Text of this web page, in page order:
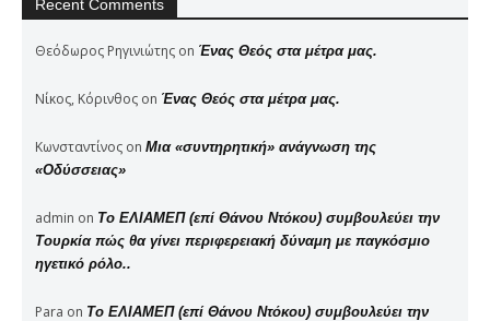
Recent Comments
Θεόδωρος Ρηγινιώτης on Ένας Θεός στα μέτρα μας.
Νίκος, Κόρινθος on Ένας Θεός στα μέτρα μας.
Κωνσταντίνος on Μια «συντηρητική» ανάγνωση της
«Οδύσσειας»
admin on Το ΕΛΙΑΜΕΠ (επί Θάνου Ντόκου) συμβουλεύει την
Τουρκία πώς θα γίνει περιφερειακή δύναμη με παγκόσμιο
ηγετικό ρόλο..
Para on Το ΕΛΙΑΜΕΠ (επί Θάνου Ντόκου) συμβουλεύει την